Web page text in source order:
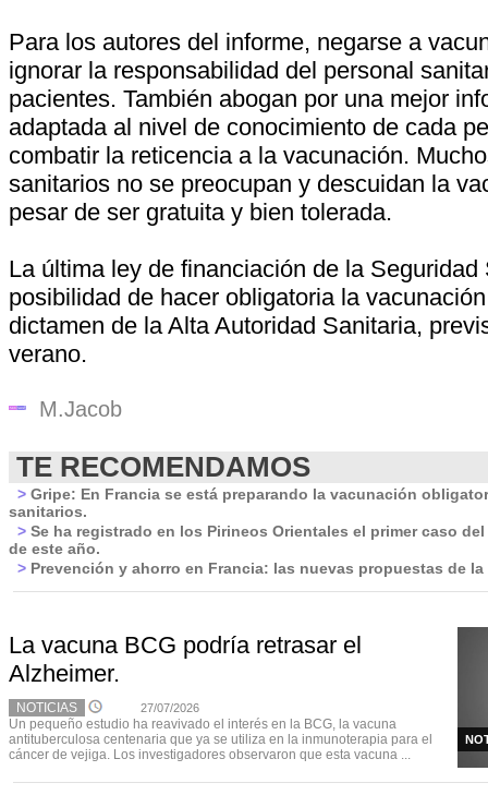
Para los autores del informe, negarse a
ignorar la responsabilidad del personal
pacientes. También abogan por una mejor
adaptada al nivel de conocimiento de cada
combatir la reticencia a la vacunación.
sanitarios no se preocupan y descuidan la
pesar de ser gratuita y bien tolerada.
La última ley de financiación de la Seguridad
posibilidad de hacer obligatoria la
dictamen de la Alta Autoridad Sanitaria,
verano.
M.Jacob
TE RECOMENDAMOS
> Gripe: En Francia se está preparando la vacunación
sanitarios.
> Se ha registrado en los Pirineos Orientales el primer caso
de este año.
> Prevención y ahorro en Francia: las nuevas propuestas de la
La vacuna BCG podría retrasar el
Alzheimer.
NOTICIAS 27/07/2026
Un pequeño estudio ha reavivado el interés en la BCG, la vacuna
antituberculosa centenaria que ya se utiliza en la inmunoterapia para el
cáncer de vejiga. Los investigadores observaron que esta vacuna ...